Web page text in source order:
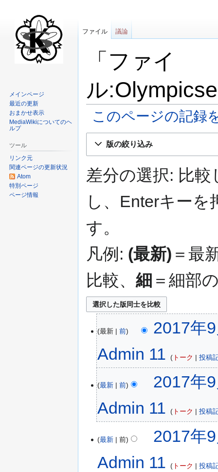
「ファイ
ル
このページの記録
ー
シ
ン
移
動
移
動
版の絞り込み
差分の選択: 比
し、Enterキー
す。
凡例: (最新) ＝最
比較、 細 ＝細部
最新 前
2017年
Admin 11
トーク 投稿
最新 前
2017年
Admin 11
トーク 投稿
最新 前
2017年
Admin 11
トーク 投稿
ファイル 議論
メインページ
最近の更新
おまかせ表示
MediaWikiについてのヘ
ルプ
ツール
リンク元
関連ページの更新状況
Atom
特別ページ
ページ情報